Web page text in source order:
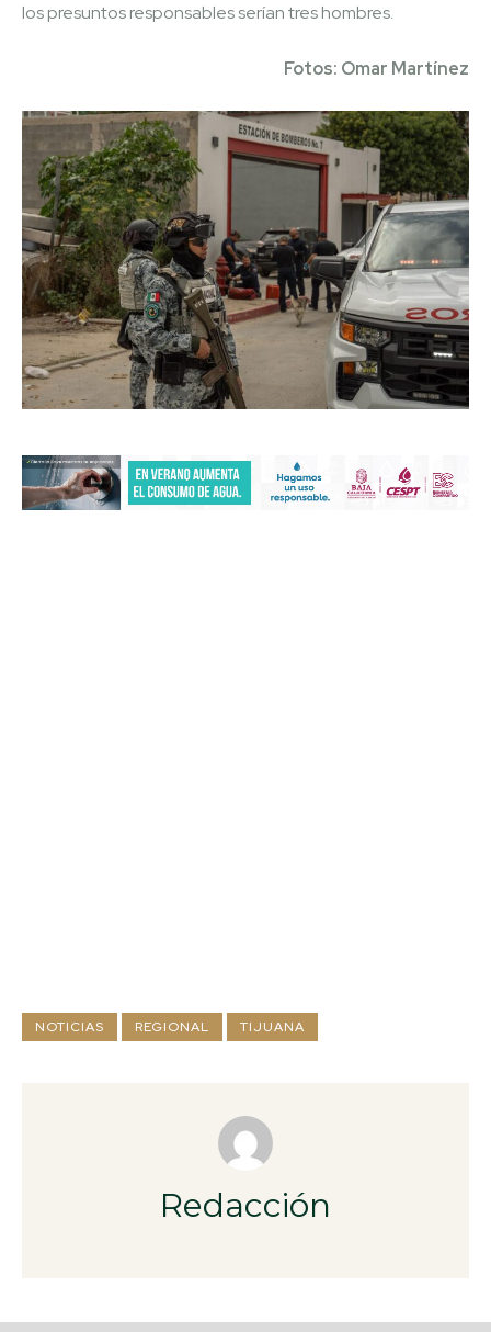
los presuntos responsables serían tres hombres.
Fotos: Omar Martínez
NOTICIAS REGIONAL TIJUANA
Redacción